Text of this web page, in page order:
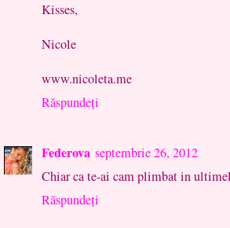
Kisses,
Nicole
www.nicoleta.me
Răspundeți
Federova septembrie 26, 2012
Chiar ca te-ai cam plimbat in
Răspundeți